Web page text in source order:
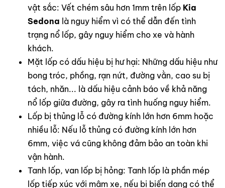
vật sắc: Vết chém sâu hơn 1mm trên lốp Kia
Sedona là nguy hiểm vì có thể dẫn đến tình
trạng nổ lốp, gây nguy hiểm cho xe và hành
khách.
Mặt lốp có dấu hiệu bị hư hại: Những dấu hiệu như
bong tróc, phồng, rạn nứt, đường vằn, cao su bị
tách, nhăn... là dấu hiệu cảnh báo về khả năng
nổ lốp giữa đường, gây ra tình huống nguy hiểm.
Lốp bị thủng lỗ có đường kính lớn hơn 6mm hoặc
nhiều lỗ: Nếu lỗ thủng có đường kính lớn hơn
6mm, việc vá cũng không đảm bảo an toàn khi
vận hành.
Tanh lốp, van lốp bị hỏng: Tanh lốp là phần mép
lốp tiếp xúc với mâm xe, nếu bị biến dạng có thể